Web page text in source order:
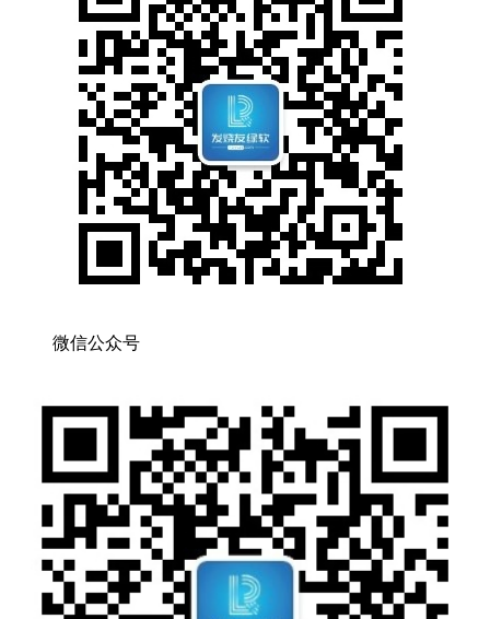
微信公众号